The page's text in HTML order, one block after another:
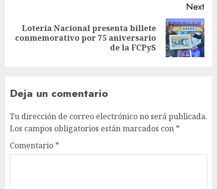
Next
Lotería Nacional presenta billete
conmemorativo por 75 aniversario
de la FCPyS
Deja un comentario
Tu dirección de correo electrónico no será publicada.
Los campos obligatorios están marcados con *
Comentario *